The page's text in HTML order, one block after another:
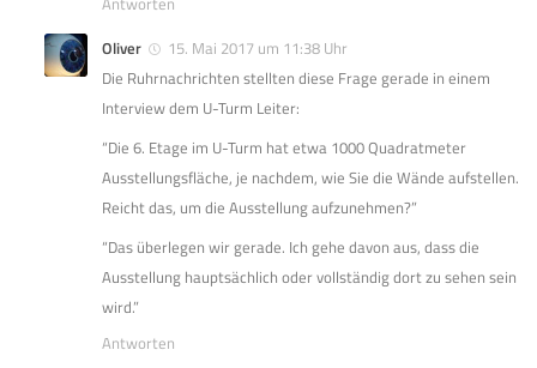
Oliver
15. Mai 2017 um 11:38 Uhr
Die Ruhrnachrichten stellten diese Frage gerade in einem
Interview dem U-Turm Leiter:
“Die 6. Etage im U-Turm hat etwa 1000 Quadratmeter
Ausstellungsfläche, je nachdem, wie Sie die Wände aufstellen.
Reicht das, um die Ausstellung aufzunehmen?”
“Das überlegen wir gerade. Ich gehe davon aus, dass die
Ausstellung hauptsächlich oder vollständig dort zu sehen sein
wird.”
Antworten